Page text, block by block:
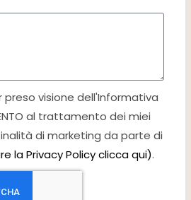
preso visione dell'Informativa
al trattamento dei miei
di marketing da parte di
la Privacy Policy clicca qui).